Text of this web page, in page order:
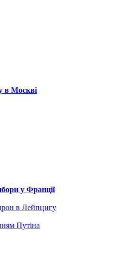
в Москві
у Франції
в Лейпцигу
Путіна